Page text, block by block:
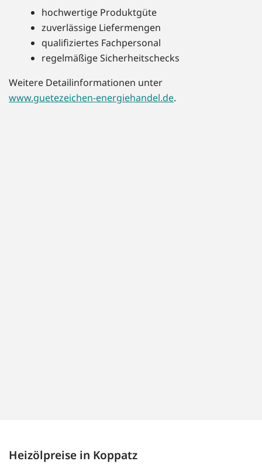
hochwertige Produktgüte
zuverlässige Liefermengen
qualifiziertes Fachpersonal
regelmäßige Sicherheitschecks
Weitere Detailinformationen unter
www.guetezeichen-energiehandel.de.
Heizölpreise in Koppatz